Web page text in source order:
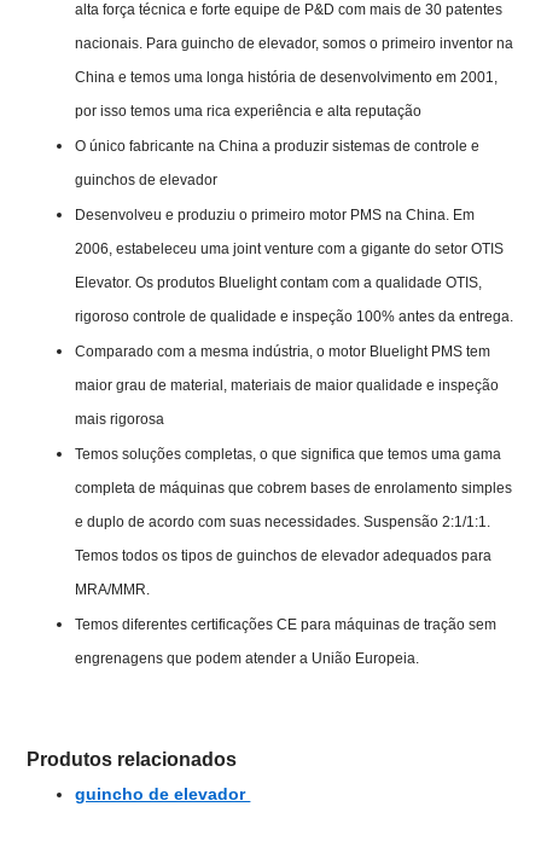
alta força técnica e forte equipe de P&D com mais de 30 patentes
nacionais. Para guincho de elevador, somos o primeiro inventor na
China e temos uma longa história de desenvolvimento em 2001,
por isso temos uma rica experiência e alta reputação
O único fabricante na China a produzir sistemas de controle e
guinchos de elevador
Desenvolveu e produziu o primeiro motor PMS na China. Em
2006, estabeleceu uma joint venture com a gigante do setor OTIS
Elevator. Os produtos Bluelight contam com a qualidade OTIS,
rigoroso controle de qualidade e inspeção 100% antes da entrega.
Comparado com a mesma indústria, o motor Bluelight PMS tem
maior grau de material, materiais de maior qualidade e inspeção
mais rigorosa
Temos soluções completas, o que significa que temos uma gama
completa de máquinas que cobrem bases de enrolamento simples
e duplo de acordo com suas necessidades. Suspensão 2:1/1:1.
Temos todos os tipos de guinchos de elevador adequados para
MRA/MMR.
Temos diferentes certificações CE para máquinas de tração sem
engrenagens que podem atender a União Europeia.
Produtos relacionados
guincho de elevador